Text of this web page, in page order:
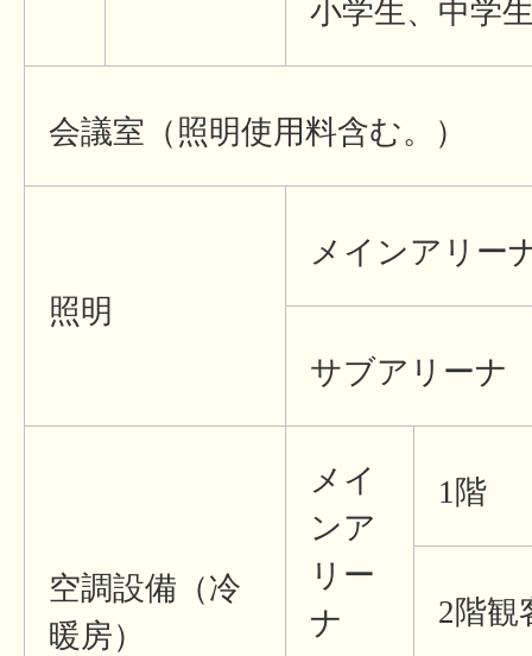
小学生、中学
会議室（照明使用料含む。）
照明
メインアリー
サブアリーナ
空調設備（冷
暖房）
メイ
ンア
リー
ナ
1階
2階観